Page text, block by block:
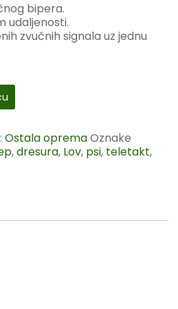
bipera.
udaljenosti.
zvučnih signala uz jednu
Ostala opremaOznake
,dresura, Lov, psi, teletakt,